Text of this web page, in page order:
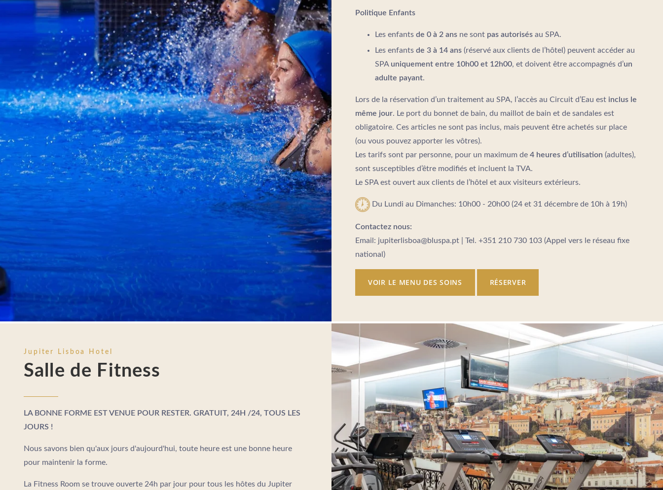
Politique Enfants
Les enfants de 0 à 2 ans ne sont pas autorisés au SPA.
Les enfants de 3 à 14 ans (réservé aux clients de l’hôtel) peuvent accéder au
SPA uniquement entre 10h00 et 12h00, et doivent être accompagnés d’un
adulte payant.
Lors de la réservation d’un traitement au SPA, l’accès au Circuit d’Eau est inclus le
même jour. Le port du bonnet de bain, du maillot de bain et de sandales est
obligatoire. Ces articles ne sont pas inclus, mais peuvent être achetés sur place
(ou vous pouvez apporter les vôtres).
Les tarifs sont par personne, pour un maximum de 4 heures d’utilisation (adultes),
sont susceptibles d’être modifiés et incluent la TVA.
Le SPA est ouvert aux clients de l’hôtel et aux visiteurs extérieurs.
Du Lundi au Dimanches: 10h00 - 20h00 (24 et 31 décembre de 10h à 19h)
Contactez nous:
Email: jupiterlisboa@bluspa.pt | Tel. +351 210 730 103 (Appel vers le réseau fixe
national)
VOIR LE MENU DES SOINS RÉSERVER
Jupiter Lisboa Hotel
Salle de Fitness
LA BONNE FORME EST VENUE POUR RESTER. GRATUIT, 24H /24, TOUS LES
JOURS !
Nous savons bien qu'aux jours d'aujourd'hui, toute heure est une bonne heure
pour maintenir la forme.
La Fitness Room se trouve ouverte 24h par jour pour tous les hôtes du Jupiter
HOTEL
PROMOTIONS
CHAMBRES & SUITES
RÉUNIONS ET ÉVÉNEMENTS
SERVICES
RESTAURANT & BAR
SPA
CONTACTEZ-NOUS
Avenida da República, 46, 1050-195 Lisboa - Portugal
+351 21 073 0100